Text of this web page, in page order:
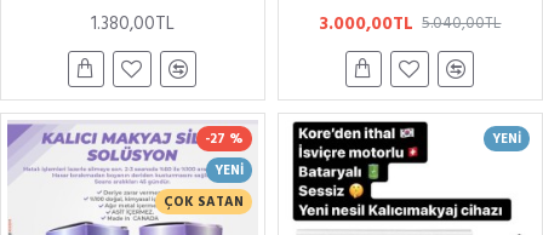
1.380,00TL 3.000,00TL 5.040,00TL
YENI
ÇOK SATAN
-27 % YENI